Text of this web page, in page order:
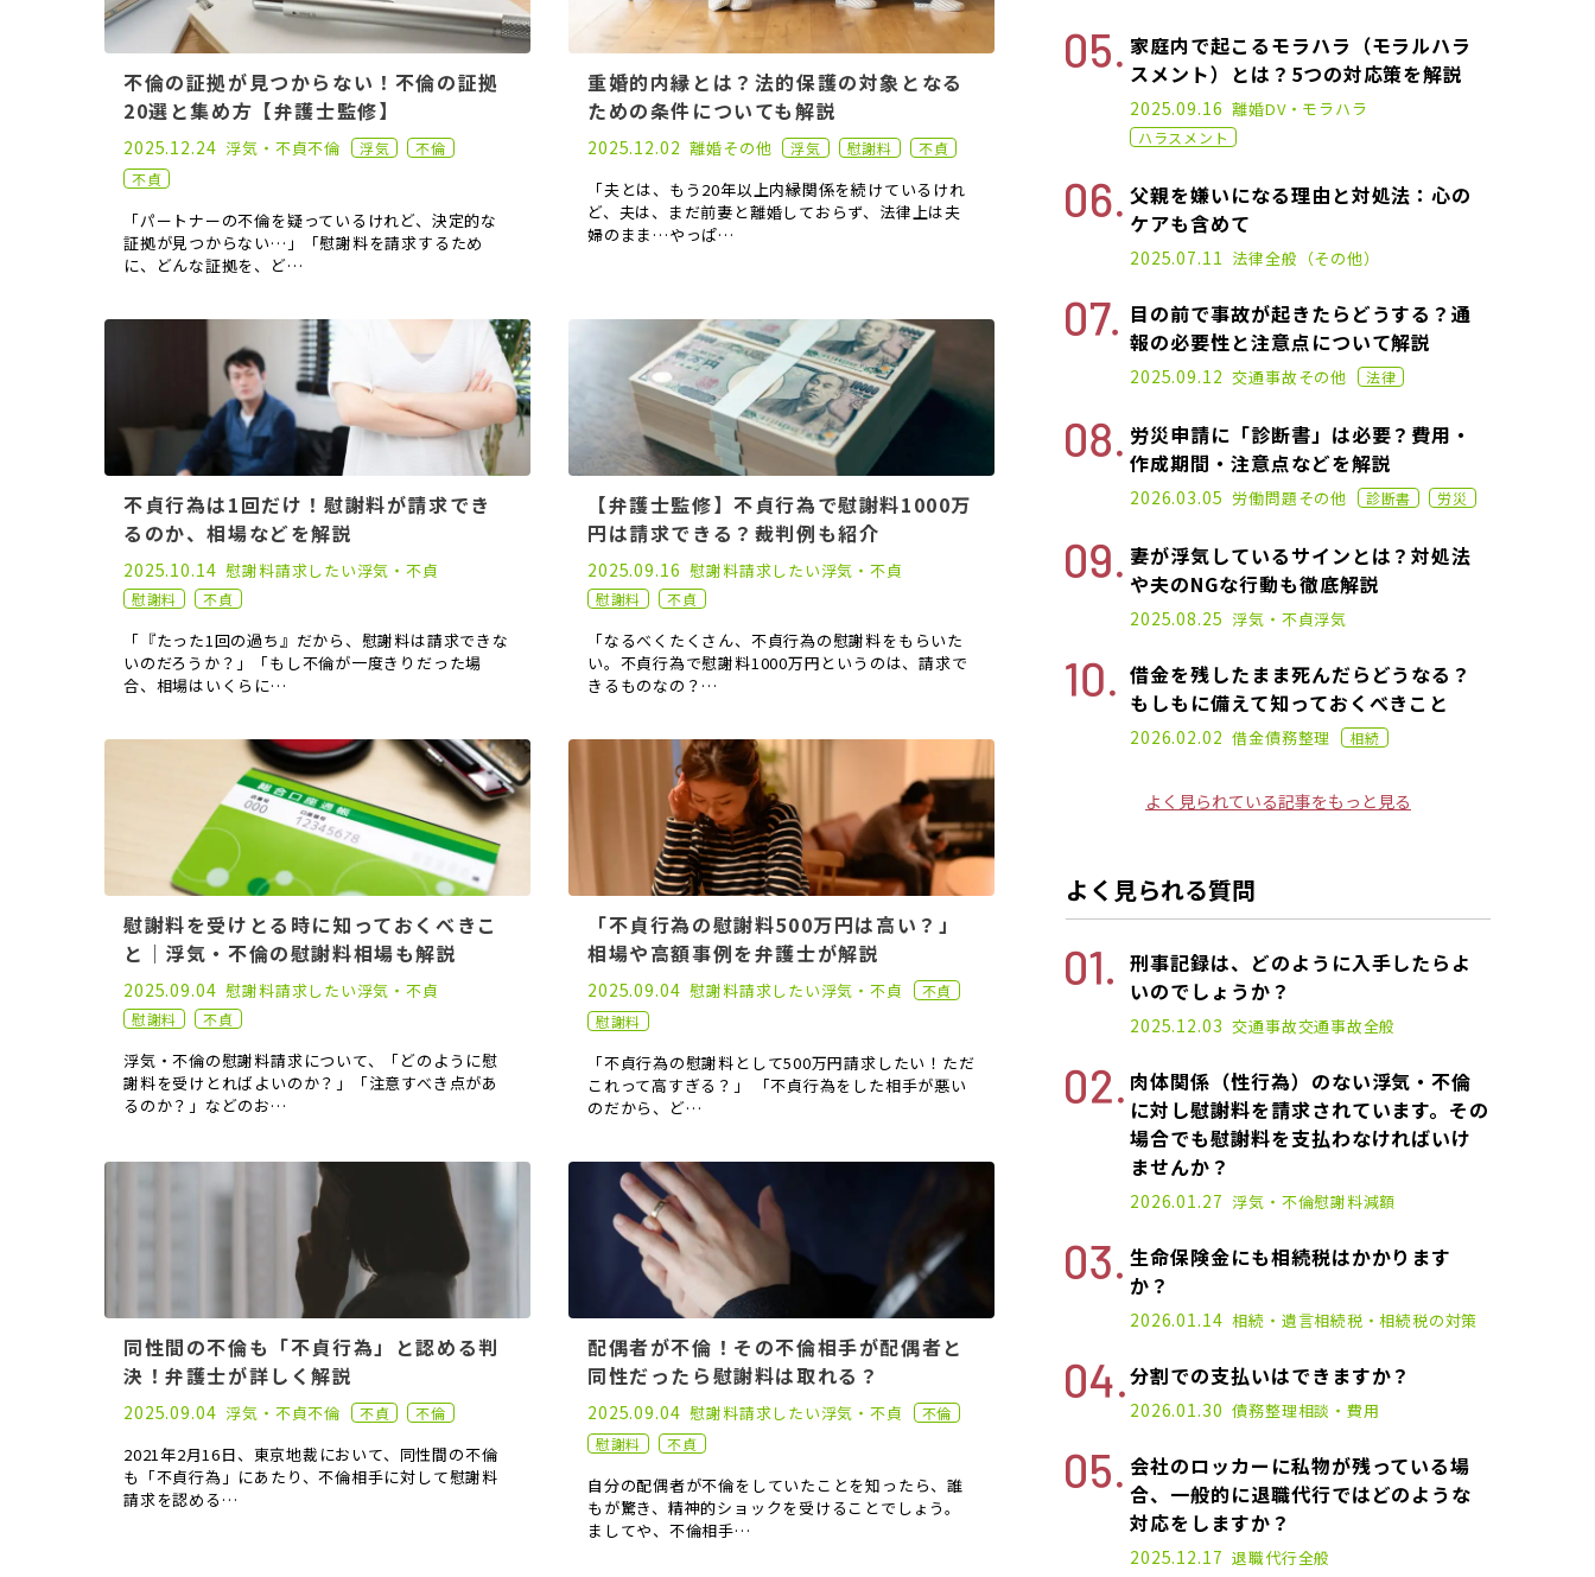
不倫の証拠が見つからない！不倫の証拠
20選と集め方【弁護士監修】
2021.02.17
2025.12.24 浮気・不貞不倫 浮気
不倫
不貞
「パートナーの不倫を疑っているけれど、決定的な
証拠が見つからない…」「慰謝料を請求するため
に、どんな証拠を、ど…
重婚的内縁とは？法的保護の対象となる
ための条件についても解説
2023.01.18
2025.12.02 離婚その他 浮気 慰謝料 不貞
「夫とは、もう20年以上内縁関係を続けているけれ
ど、夫は、まだ前妻と離婚しておらず、法律上は夫
婦のまま…やっぱ…
不貞行為は1回だけ！慰謝料が請求でき
るのか、相場などを解説
2022.07.06
2025.10.14 慰謝料請求したい浮気・不貞
慰謝料 不貞
「『たった1回の過ち』だから、慰謝料は請求できな
いのだろうか？」「もし不倫が一度きりだった場
合、相場はいくらに…
【弁護士監修】不貞行為で慰謝料1000万
円は請求できる？裁判例も紹介
2021.11.11
2025.09.16 慰謝料請求したい浮気・不貞
慰謝料 不貞
「なるべくたくさん、不貞行為の慰謝料をもらいた
い。不貞行為で慰謝料1000万円というのは、請求で
きるものなの？…
慰謝料を受けとる時に知っておくべきこ
と｜浮気・不倫の慰謝料相場も解説
2021.10.01
2025.09.04 慰謝料請求したい浮気・不貞
慰謝料 不貞
浮気・不倫の慰謝料請求について、「どのように慰
謝料を受けとればよいのか？」「注意すべき点があ
るのか？」などのお…
「不貞行為の慰謝料500万円は高い？」
相場や高額事例を弁護士が解説
2022.04.20
2025.09.04 慰謝料請求したい浮気・不貞
不貞
慰謝料
「不貞行為の慰謝料として500万円請求したい！ただ
これって高すぎる？」 「不貞行為をした相手が悪い
のだから、ど…
同性間の不倫も「不貞行為」と認める判
決！弁護士が詳しく解説
2021.03.31
2025.09.04 浮気・不貞不倫 不貞 不倫
2021年2月16日、東京地裁において、同性間の不倫
も「不貞行為」にあたり、不倫相手に対して慰謝料
請求を認める…
配偶者が不倫！その不倫相手が配偶者と
同性だったら慰謝料は取れる？
2021.03.31
2025.09.04 慰謝料請求したい浮気・不貞
不倫
慰謝料
不貞
自分の配偶者が不倫をしていたことを知ったら、誰
もが驚き、精神的ショックを受けることでしょう。
ましてや、不倫相手…
家庭内で起こるモラハラ（モラルハラ
スメント）とは？5つの対応策を解説
2020.11.02
2025.09.16 離婚DV・モラハラ
ハラスメント
父親を嫌いになる理由と対処法：心の
ケアも含めて
2025.02.19
2025.07.11 法律全般（その他）
目の前で事故が起きたらどうする？通
報の必要性と注意点について解説
2021.02.26
2025.09.12 交通事故その他 法律
労災申請に「診断書」は必要？費用・
作成期間・注意点などを解説
2024.11.22
2026.03.05 労働問題その他 診断書 労災
妻が浮気しているサインとは？対処法
や夫のNGな行動も徹底解説
2025.01.17
2025.08.25 浮気・不貞浮気
借金を残したまま死んだらどうなる？
もしもに備えて知っておくべきこと
2021.02.26
2026.02.02 借金債務整理 相続
よく見られている記事をもっと見る
よく見られる質問
刑事記録は、どのように入手したらよ
いのでしょうか？
2025.12.03 交通事故交通事故全般
肉体関係（性行為）のない浮気・不倫
に対し慰謝料を請求されています。その
場合でも慰謝料を支払わなければいけ
ませんか？
2026.01.27 浮気・不倫慰謝料減額
生命保険金にも相続税はかかります
か？
2026.01.14 相続・遺言相続税・相続税の対策
分割での支払いはできますか？
2026.01.30 債務整理相談・費用
会社のロッカーに私物が残っている場
合、一般的に退職代行ではどのような
対応をしますか？
2025.12.17 退職代行全般